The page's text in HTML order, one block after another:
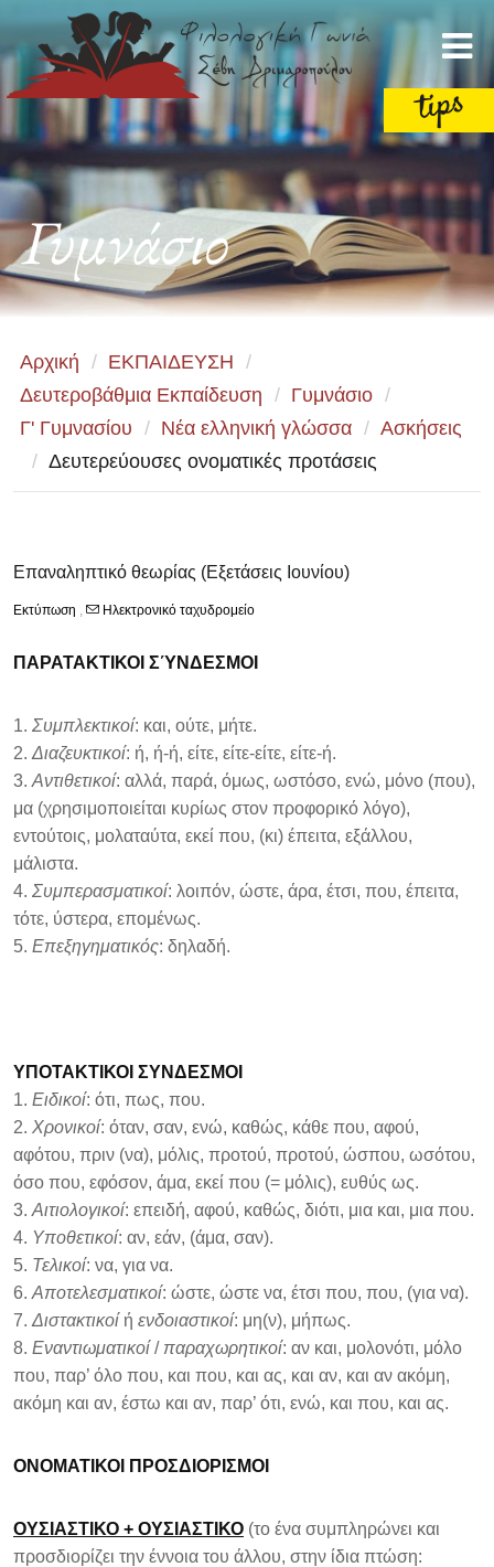
Γυμνάσιο
Αρχική / ΕΚΠΑΙΔΕΥΣΗ /
Δευτεροβάθμια Εκπαίδευση / Γυμνάσιο /
Γ' Γυμνασίου / Νέα ελληνική γλώσσα / Ασκήσεις
/ Δευτερεύουσες ονοματικές προτάσεις
Επαναληπτικό θεωρίας (Εξετάσεις Ιουνίου)
Εκτύπωση , Ηλεκτρονικό ταχυδρομείο
ΠΑΡΑΤΑΚΤΙΚΟΙ ΣΎΝΔΕΣΜΟΙ
Συμπλεκτικοί: και, ούτε, μήτε.
Διαζευκτικοί: ή, ή-ή, είτε, είτε-είτε, είτε-ή.
3. Αντιθετικοί: αλλά, παρά, όμως, ωστόσο, ενώ, μόνο (που),
μα (χρησιμοποιείται κυρίως στον προφορικό λόγο),
εντούτοις, μολαταύτα, εκεί που, (κι) έπειτα, εξάλλου,
μάλιστα.
4. Συμπερασματικοί: λοιπόν, ώστε, άρα, έτσι, που, έπειτα,
τότε, ύστερα, επομένως.
5. Επεξηγηματικός: δηλαδή.
ΥΠΟΤΑΚΤΙΚΟΙ ΣΥΝΔΕΣΜΟΙ
1. Ειδικοί: ότι, πως, που.
2. Χρονικοί: όταν, σαν, ενώ, καθώς, κάθε που, αφού,
αφότου, πριν (να), μόλις, προτού, προτού, ώσπου, ωσότου,
όσο που, εφόσον, άμα, εκεί που (= μόλις), ευθύς ως.
3. Αιτιολογικοί: επειδή, αφού, καθώς, διότι, μια και, μια που.
4. Υποθετικοί: αν, εάν, (άμα, σαν).
5. Τελικοί: να, για να.
6. Αποτελεσματικοί: ώστε, ώστε να, έτσι που, που, (για να).
7. Διστακτικοί ή ενδοιαστικοί: μη(ν), μήπως.
8. Εναντιωματικοί / παραχωρητικοί: αν και, μολονότι, μόλο
που, παρ’ όλο που, και που, και ας, και αν, και αν ακόμη,
ακόμη και αν, έστω και αν, παρ’ ότι, ενώ, και που, και ας.
ΟΝΟΜΑΤΙΚΟΙ ΠΡΟΣΔΙΟΡΙΣΜΟΙ
ΟΥΣΙΑΣΤΙΚΟ + ΟΥΣΙΑΣΤΙΚΟ (το ένα συμπληρώνει και
προσδιορίζει την έννοια του άλλου, στην ίδια πτώση: